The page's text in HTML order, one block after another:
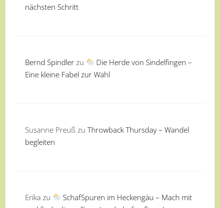
nächsten Schritt
Bernd Spindler zu
Die Herde von Sindelfingen –
Eine kleine Fabel zur Wahl
Susanne Preuß zu Throwback Thursday – Wandel
begleiten
Erika zu
SchafSpuren im Heckengäu – Mach mit